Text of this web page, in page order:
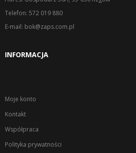
Telefon: 572 019 880
E-mail: bok@zaps.com.pl
INFORMACJA
Moje konto
Kontakt
Współpraca
Polityka prywatności